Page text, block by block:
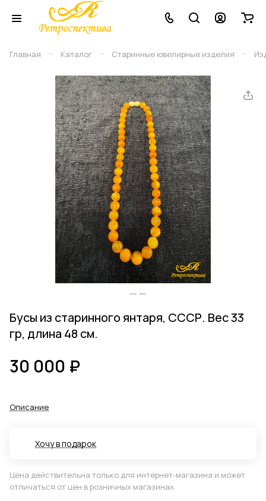
Главная – Каталог – Старинные ювелирные изделия –
Бусы из старинного янтаря, СССР. Вес 33
гр, длина 48 см.
30 000 ₽
Описание
Хочу в подарок
Цена действительна только для интернет-магазина и может
отличаться от цен в розничных магазинах